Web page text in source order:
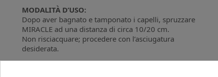
MODALITÀ D’USO:
Dopo aver bagnato e tamponato i capelli, spruzzare
MIRACLE ad una distanza di circa 10/20 cm.
Non risciacquare; procedere con l’asciugatura
desiderata.